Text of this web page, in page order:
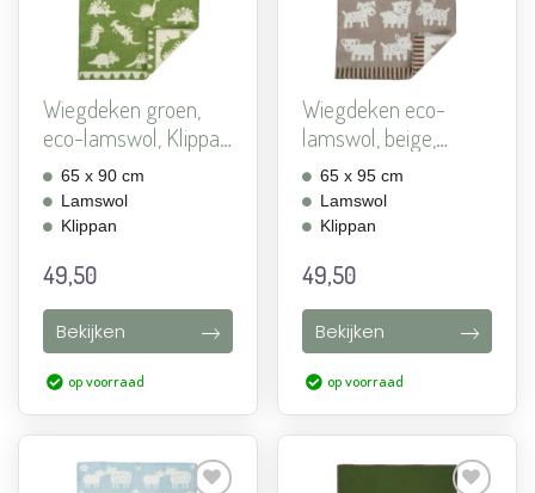
Wiegdeken groen,
eco-lamswol, Klippan
Di...65 x 90 cm
Lamswol
Klippan
49,50
Bekijken
op voorraad
Wiegdeken eco-
lamswol, beige,
Klippan Vo...
65 x 95 cm
Lamswol
Klippan
49,50
Bekijken
op voorraad